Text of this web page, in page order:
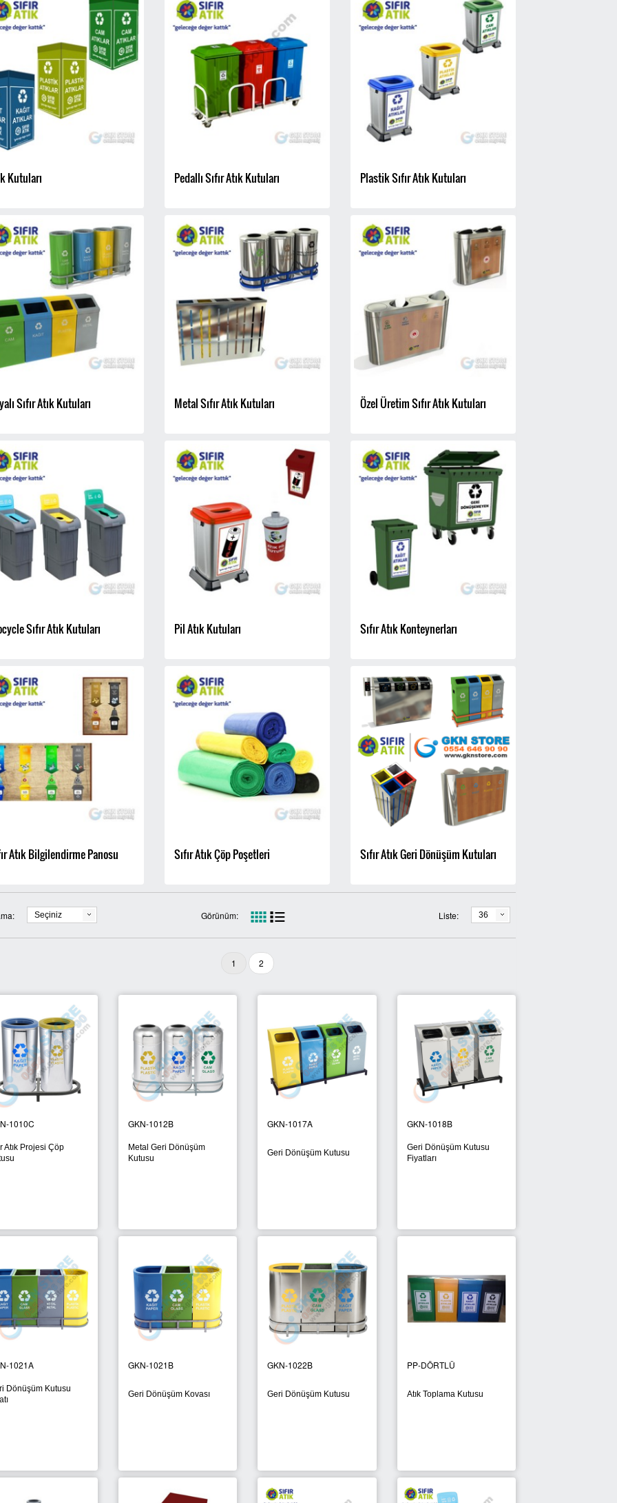
Kutuları Pedallı Sıfır Atık Kutuları Plastik Sıfır Atık Kutuları
Sıfır Atık Kutuları Metal Sıfır Atık Kutuları Özel Üretim Sıfır Atık Kutuları
Sıfır Atık Kutuları Pil Atık Kutuları Sıfır Atık Konteynerları
Atık Bilgilendirme Panosu Sıfır Atık Çöp Poşetleri Sıfır Atık Geri Dönüşüm Kutuları
Seçiniz Görünüm: Liste: 36
1 2
1010C
Atık Projesi Çöp
GKN-1012B
Metal Geri Dönüşüm
Kutusu
GKN-1017A
Geri Dönüşüm Kutusu
GKN-1018B
Geri Dönüşüm Kutusu
Fiyatları
1021A
Dönüşüm Kutusu
GKN-1021B
Geri Dönüşüm Kovası
GKN-1022B
Geri Dönüşüm Kutusu
PP-DÖRTLÜ
Atık Toplama Kutusu
YENİ YENİ
Ayaklı Küllük
Döner Başlıklı El kurutma Makinası Bulaşık Makina Parlatıcısı Dış Mekan Ayaklı Küllük